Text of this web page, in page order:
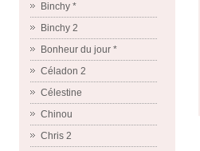
Binchy *
Binchy 2
Bonheur du jour *
Céladon 2
Célestine
Chinou
Chris 2